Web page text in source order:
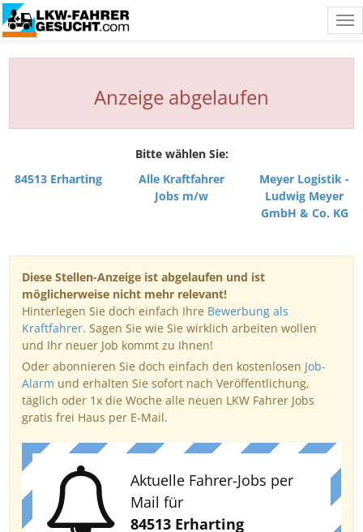
Anzeige abgelaufen
Bitte wählen Sie:
84513 Erharting
Alle Kraftfahrer
Jobs m/w
Meyer Logistik -
Ludwig Meyer
GmbH & Co. KG
Diese Stellen-Anzeige ist abgelaufen und ist
möglicherweise nicht mehr relevant!
Hinterlegen Sie doch einfach Ihre Bewerbung als
Kraftfahrer. Sagen Sie wie Sie wirklich arbeiten wollen
und Ihr neuer Job kommt zu Ihnen!
Oder abonnieren Sie doch einfach den kostenlosen Job-
Alarm und erhalten Sie sofort nach Veröffentlichung,
täglich oder 1x die Woche alle neuen LKW Fahrer Jobs
gratis frei Haus per E-Mail.
Aktuelle Fahrer-Jobs per
Mail für
84513 Erharting